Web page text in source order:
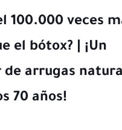
100.000 veces
el bótox? | ¡Un
arrugas
70 años!